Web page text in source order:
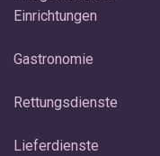
Einrichtungen
Gastronomie
Rettungsdienste
Lieferdienste